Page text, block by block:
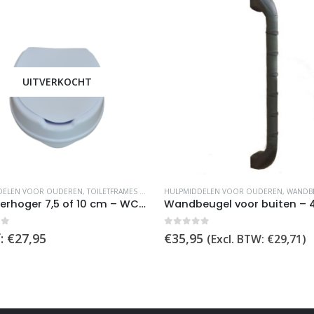
UITVERKOCHT
VOOR OUDEREN, TOILETFRAMES EN VERHOGING ,TOILETVERHOGER
Toiletverhoger 7,5 of 10 cm – WC-bril met deksel, max 180kg
5
€27,95
HULPMIDDELEN VOOR OUDEREN,
Wandbeugel voor buiten –
€35,95 (Excl. BTW: €29,71)